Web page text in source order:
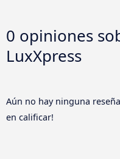
0 opiniones
LuxXpress
Aún no hay ninguna
en calificar!